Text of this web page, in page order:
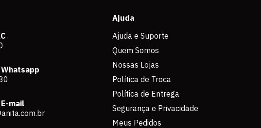
mail
Ajuda
Ajuda e Suporte
Quem Somos
Nossas Lojas
Política de Troca
Política de Entrega
Segurança e Privacidade
Meus Pedidos